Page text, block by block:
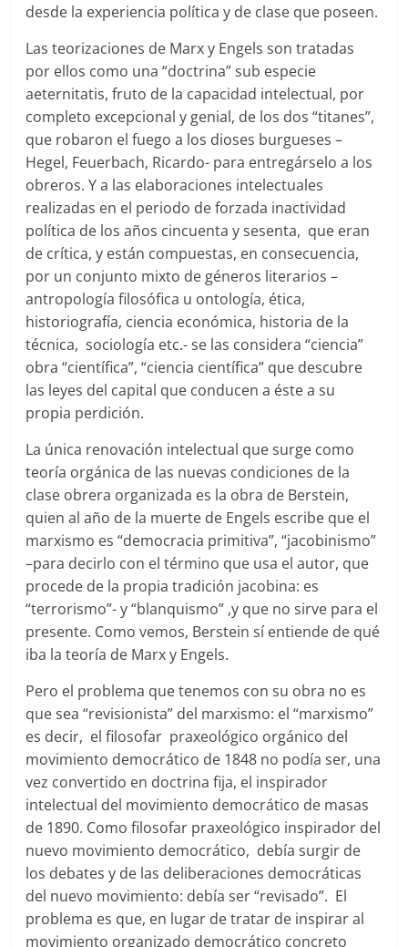
desde la experiencia política y de clase que poseen.
Las teorizaciones de Marx y Engels son tratadas
por ellos como una “doctrina” sub especie
aeternitatis, fruto de la capacidad intelectual, por
completo excepcional y genial, de los dos “titanes”,
que robaron el fuego a los dioses burgueses –
Hegel, Feuerbach, Ricardo- para entregárselo a los
obreros. Y a las elaboraciones intelectuales
realizadas en el periodo de forzada inactividad
política de los años cincuenta y sesenta, que eran
de crítica, y están compuestas, en consecuencia,
por un conjunto mixto de géneros literarios –
antropología filosófica u ontología, ética,
historiografía, ciencia económica, historia de la
técnica, sociología etc.- se las considera “ciencia”
obra “científica”, “ciencia científica” que descubre
las leyes del capital que conducen a éste a su
propia perdición.
La única renovación intelectual que surge como
teoría orgánica de las nuevas condiciones de la
clase obrera organizada es la obra de Berstein,
quien al año de la muerte de Engels escribe que el
marxismo es “democracia primitiva”, “jacobinismo”
–para decirlo con el término que usa el autor, que
procede de la propia tradición jacobina: es
“terrorismo”- y “blanquismo” ,y que no sirve para el
presente. Como vemos, Berstein sí entiende de qué
iba la teoría de Marx y Engels.
Pero el problema que tenemos con su obra no es
que sea “revisionista” del marxismo: el “marxismo”
es decir, el filosofar praxeológico orgánico del
movimiento democrático de 1848 no podía ser, una
vez convertido en doctrina fija, el inspirador
intelectual del movimiento democrático de masas
de 1890. Como filosofar praxeológico inspirador del
nuevo movimiento democrático, debía surgir de
los debates y de las deliberaciones democráticas
del nuevo movimiento: debía ser “revisado”. El
problema es que, en lugar de tratar de inspirar al
movimiento organizado democrático concreto